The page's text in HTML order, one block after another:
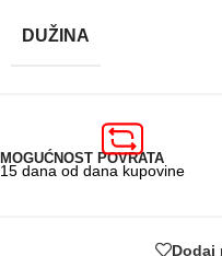
DUŽINA
MOGUĆNOST POVRATA
15 dana od dana kupovine
Dodaj